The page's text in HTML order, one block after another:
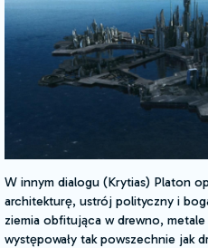
W innym dialogu (Krytias) Platon
architekturę, ustrój polityczny i
ziemia obfitująca w drewno,
występowały tak powszechnie jak